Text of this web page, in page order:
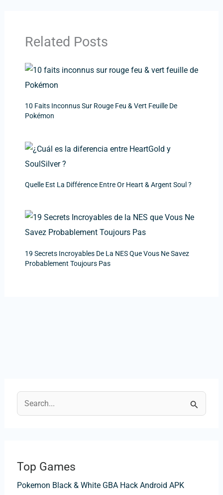
e
r
Top Games
Pokemon Black & White GBA Hack Android APK
Related Posts
10 Faits Inconnus Sur Rouge Feu & Vert Feuille De
Pokémon
Quelle Est La Différence Entre Or Heart & Argent Soul ?
19 Secrets Incroyables De La NES Que Vous Ne Savez
Probablement Toujours Pas